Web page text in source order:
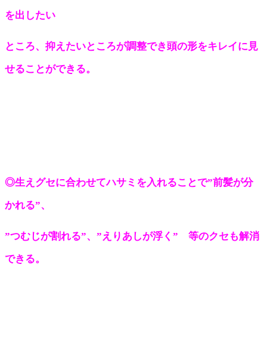
を出したい
ところ、抑えたいところが調整でき頭の形をキレイに見
せることができる。
◎生えグセに合わせてハサミを入れることで”前髪が分
かれる”、
”つむじが割れる”、”えりあしが浮く” 等のクセも解消
できる。